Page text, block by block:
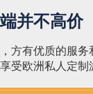
并不高价
方有优质的服务
受欧洲私人定制